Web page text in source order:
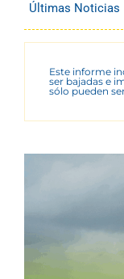
Últimas Noticias
Este informe
ser bajadas e
sólo pueden